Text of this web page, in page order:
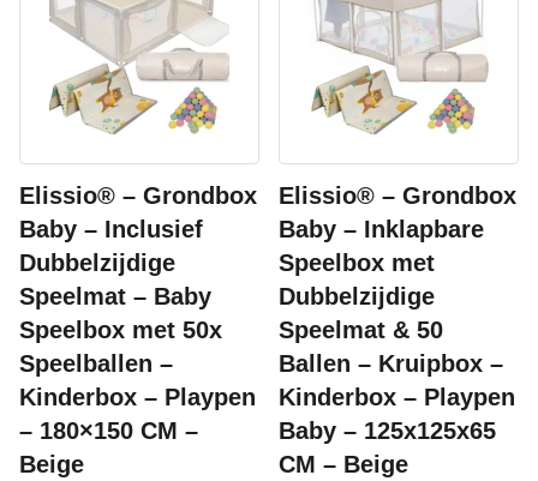
Elissio® – Grondbox
Baby – Inclusief
Dubbelzijdige
Speelmat – Baby
Speelbox met 50x
Speelballen –
Kinderbox – Playpen
– 180×150 CM –
Beige
Elissio® – Grondbox
Baby – Inklapbare
Speelbox met
Dubbelzijdige
Speelmat & 50
Ballen – Kruipbox –
Kinderbox – Playpen
Baby – 125x125x65
CM – Beige